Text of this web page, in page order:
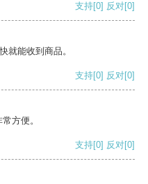
支持[0] 反对[0]
就能收到商品。
支持[0] 反对[0]
方便。
支持[0] 反对[0]